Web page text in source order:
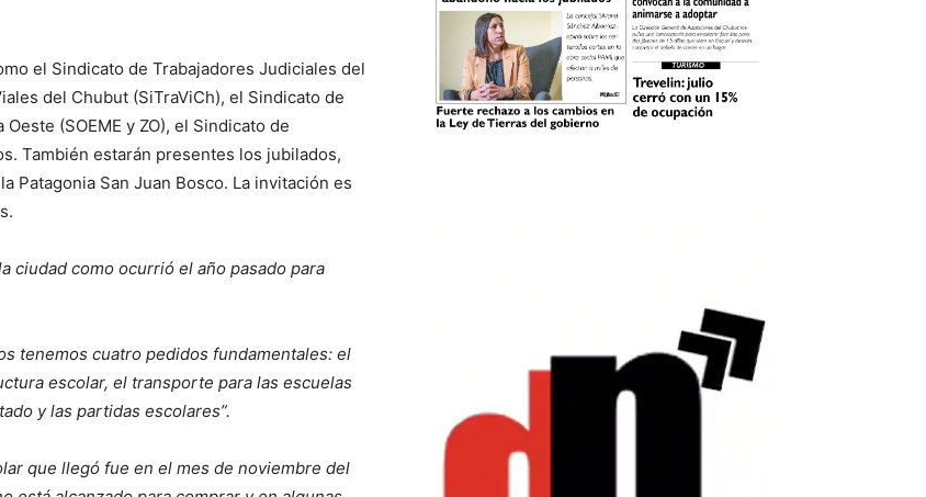
el Sindicato de Trabajadores Judiciales del
del Chubut (SiTraViCh), el Sindicato de
(SOEME y ZO), el Sindicato de
También estarán presentes los jubilados,
Patagonia San Juan Bosco. La invitación es
ciudad como ocurrió el año pasado para
tenemos cuatro pedidos fundamentales: el
escolar, el transporte para las escuelas
y las partidas escolares”.
que llegó fue en el mes de noviembre del